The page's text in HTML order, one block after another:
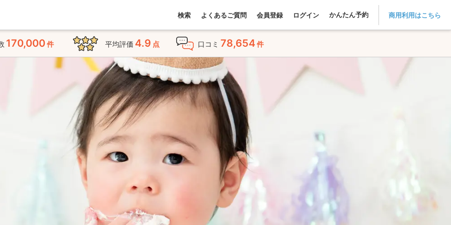
検索 よくあるご質問 会員登録 ログイン かんたん予約 商用利用はこちら
170,000件 平均評価 4.9 点 口コミ 78,654件